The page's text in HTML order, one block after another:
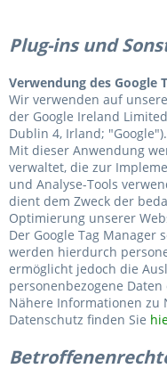
Plug-ins und
Verwendung des Google
Wir verwenden auf
der Google Ireland
Dublin 4, Irland; "Google").
Mit dieser Anwendung
verwaltet, die zur
und Analyse-Tools
dient dem Zweck der
Optimierung unserer
Der Google Tag Manager
werden hierdurch
ermöglicht jedoch die
personenbezogene
Nähere Informationen zu
Datenschutz finden Sie